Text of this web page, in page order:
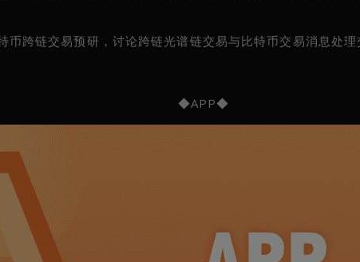
跨链交易预研，讨论跨链光谱链交易与比特币交易消息处理
◆APP◆